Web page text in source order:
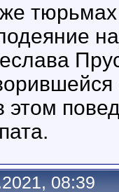
этом
08:39